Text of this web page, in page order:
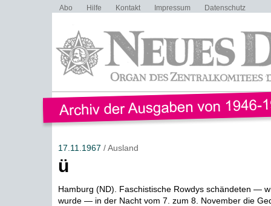
Abo Hilfe Kontakt Impressum Datenschutz
17.11.1967 / Ausland
ü
Hamburg (ND). Faschistische Rowdys schändeten —
wurde — in der Nacht vom 7. zum 8. November die